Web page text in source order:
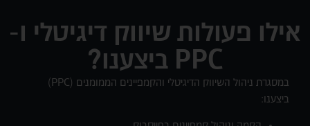
אילו פעולות שיווק דיגיטלי ו-
PPC ביצענו?
במסגרת ניהול השיווק הדיגיטלי והקמפיינים הממומנים (PPC)
ביצענו: